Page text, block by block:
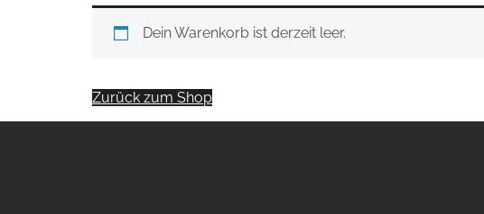
Dein Warenkorb ist derzeit leer.
Zurück zum Shop